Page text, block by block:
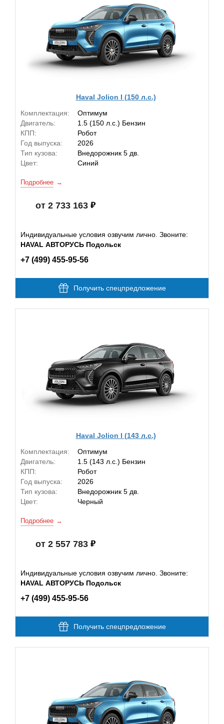
Haval Jolion I (150 л.с.)
Комплектация:
Оптимум
Двигатель:
1.5 (150 л.с.) Бензин
КПП:
Робот
Год выпуска:
2026
Тип кузова:
Внедорожник 5 дв.
Цвет:
Синий
Подробнее
от 2 733 163
Индивидуальные условия озвучим лично. Звоните:
HAVAL АВТОРУСЬ Подольск
+7 (499) 455-95-56
Получить спецпредложение
Haval Jolion I (143 л.с.)
Комплектация:
Оптимум
Двигатель:
1.5 (143 л.с.) Бензин
КПП:
Робот
Год выпуска:
2026
Тип кузова:
Внедорожник 5 дв.
Цвет:
Черный
Подробнее
от 2 557 783
Индивидуальные условия озвучим лично. Звоните:
HAVAL АВТОРУСЬ Подольск
+7 (499) 455-95-56
Получить спецпредложение